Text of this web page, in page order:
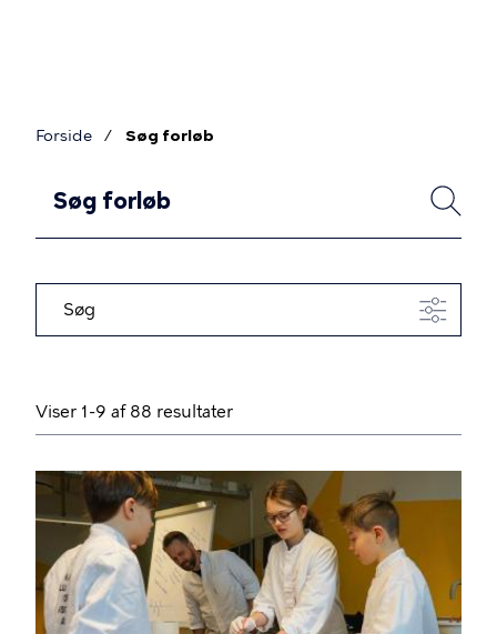
Forside Søg forløb
SØG
Søg
Viser 1-9 af 88 resultater
BILLEDE